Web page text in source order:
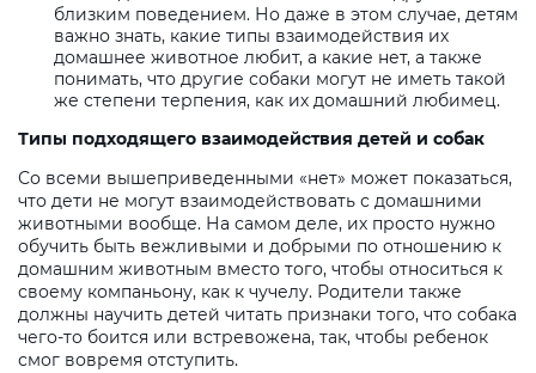
близким поведением. Но даже в этом случае, детям
важно знать, какие типы взаимодействия их
домашнее животное любит, а какие нет, а также
понимать, что другие собаки могут не иметь такой
же степени терпения, как их домашний любимец.
Типы подходящего взаимодействия детей и собак
Со всеми вышеприведенными «нет» может показаться,
что дети не могут взаимодействовать с домашними
животными вообще. На самом деле, их просто нужно
обучить быть вежливыми и добрыми по отношению к
домашним животным вместо того, чтобы относиться к
своему компаньону, как к чучелу. Родители также
должны научить детей читать признаки того, что собака
чего-то боится или встревожена, так, чтобы ребенок
смог вовремя отступить.